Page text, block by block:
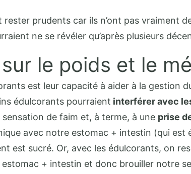
prudents car ils n’ont pas vraiment
ne se révéler qu’après plusieurs
le poids et le
est leur capacité à aider à la gestion
édulcorants pourraient interférer avec
de faim et, à terme, à une prise
avec notre estomac + intestin (qui est
est sucré. Or, avec les édulcorants, on
+ intestin et donc brouiller notre